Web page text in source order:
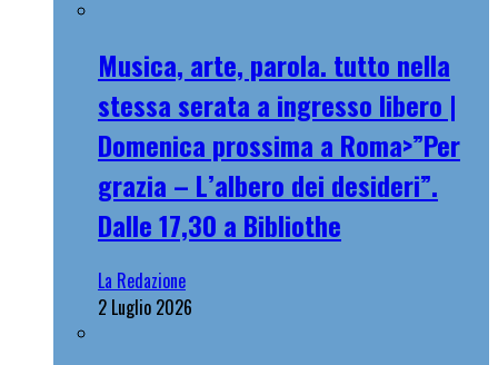
Musica, arte, parola. tutto nella
stessa serata a ingresso libero |
Domenica prossima a Roma>”Per
grazia – L’albero dei desideri”.
Dalle 17,30 a Bibliothe
La Redazione
2 Luglio 2026